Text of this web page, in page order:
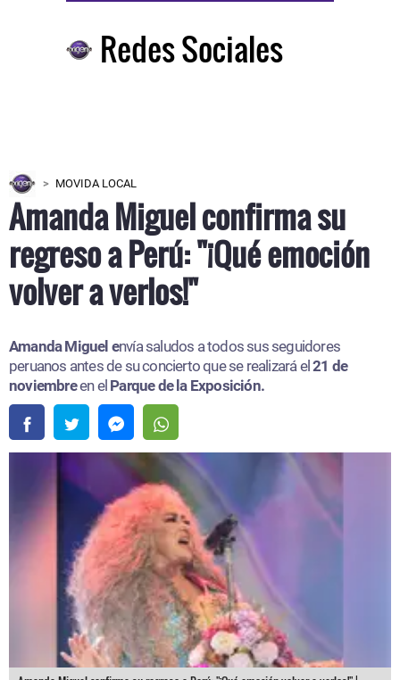
Redes Sociales
MOVIDA LOCAL
Amanda Miguel confirma su
regreso a Perú: "¡Qué emoción
volver a verlos!"
Amanda Miguel envía saludos a todos sus seguidores
peruanos antes de su concierto que se realizará el21 de
noviembreen el Parque de la Exposición.